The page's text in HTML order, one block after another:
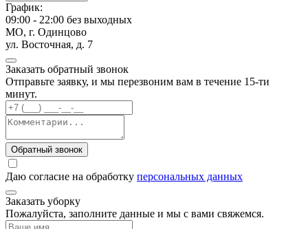
График:
09:00 - 22:00 без выходных
МО, г. Одинцово
ул. Восточная, д. 7
Заказать обратный звонок
Отправьте заявку, и мы перезвоним вам в течение 15-ти
минут.
Обратный звонок
Даю согласие на обработку персональных данных
Заказать уборку
Пожалуйста, заполните данные и мы с вами свяжемся.